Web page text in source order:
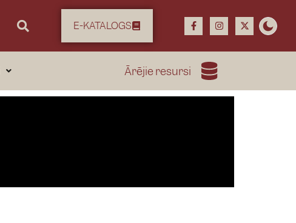
E-KATALOGS
Ārējie resursi